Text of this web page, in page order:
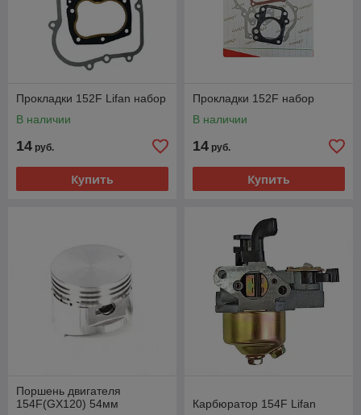
Прокладки 152F Lifan набор
В наличии
14 руб.
Купить
Прокладки 152F набор
В наличии
14 руб.
Купить
Поршень двигателя
154F(GX120) 54мм
Карбюратор 154F Lifan